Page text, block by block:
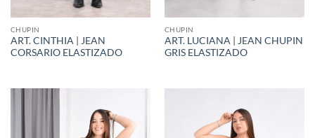
CHUPIN
ART. CINTHIA | JEAN
CORSARIO ELASTIZADO
CHUPIN
ART. LUCIANA | JEAN CHUPIN
GRIS ELASTIZADO